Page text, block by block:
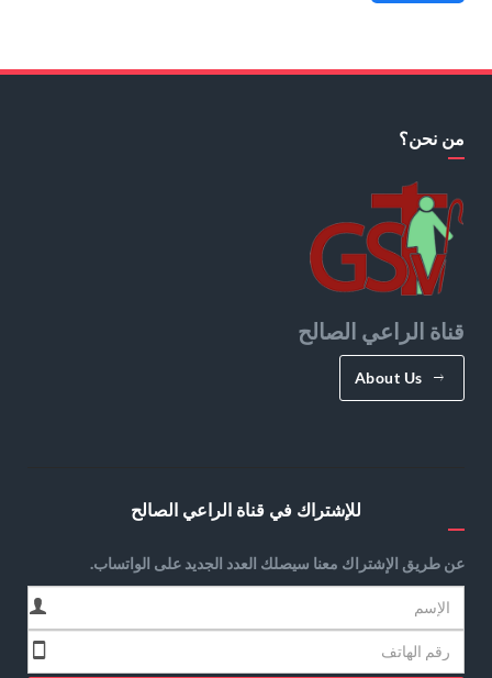
من نحن؟
قناة الراعي الصالح
About Us
للإشتراك في قناة الراعي الصالح
عن طريق الإشتراك معنا سيصلك العدد الجديد على الواتساب.